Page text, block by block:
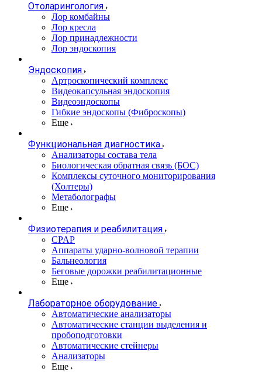
Отоларингология
Лор комбайны
Лор кресла
Лор принадлежности
Лор эндоскопия
Эндоскопия
Артроскопический комплекс
Видеокапсульная эндоскопия
Видеоэндоскопы
Гибкие эндоскопы (Фиброcкопы)
Еще
Функциональная диагностика
Анализаторы состава тела
Биологическая обратная связь (БОС)
Комплексы суточного мониторирования
(Холтеры)
Метаболографы
Еще
Физиотерапия и реабилитация
CPAP
Аппараты ударно-волновой терапии
Бальнеология
Беговые дорожки реабилитационные
Еще
Лабораторное оборудование
Автоматические анализаторы
Автоматические станции выделения и
пробоподготовки
Автоматические стейнеры
Анализаторы
Еще